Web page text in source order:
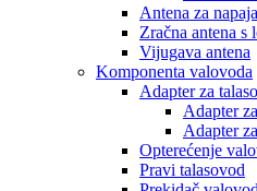
Antena za
Zračna antena s
Vijugava antena
Komponenta valovoda
Adapter za
Adapter
Adapter
Opterećenje
Pravi talasovod